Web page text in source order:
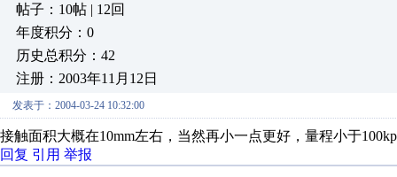
帖子：10帖 | 12回
年度积分：0
历史总积分：42
注册：2003年11月12日
发表于：2004-03-24 10:32:00
接触面积大概在10mm左右，当然再小一点更好，量程小于
回复 引用 举报